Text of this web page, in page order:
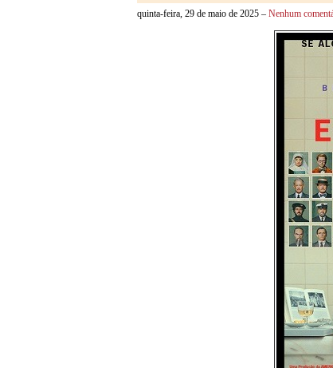
quinta-feira, 29 de maio de 2025 – Nenhum